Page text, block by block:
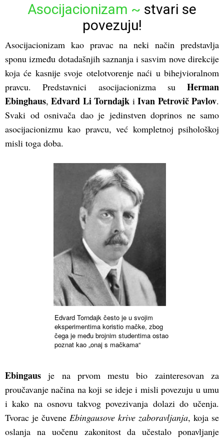
Asocijacionizam ~ stvari se
povezuju!
Asocijacionizam kao pravac na neki način predstavlja
sponu između dotadašnjih saznanja i sasvim nove direkcije
koja će kasnije svoje otelotvorenje naći u bihejvioralnom
pravcu. Predstavnici asocijacionizma su Herman
Ebinghaus,Edvard Li Torndajk iIvan Petrovič Pavlov.
Svaki od osnivača dao je jedinstven doprinos ne samo
asocijacionizmu kao pravcu, već kompletnoj psihološkoj
misli toga doba.
Edvard Torndajk često je u svojim
eksperimentima koristio mačke, zbog
čega je među brojnim studentima ostao
poznat kao „onaj s mačkama“
Ebingausje na prvom mestu bio zainteresovan za
proučavanje načina na koji se ideje i misli povezuju u umu
i kako na osnovu takvog povezivanja dolazi do učenja.
Tvorac je čuvene Ebingausove krive zaboravljanja, koja se
oslanja na uočenu zakonitost da učestalo ponavljanje